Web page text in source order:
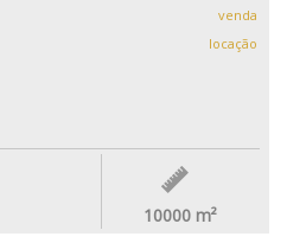
venda
locação
10000 m²